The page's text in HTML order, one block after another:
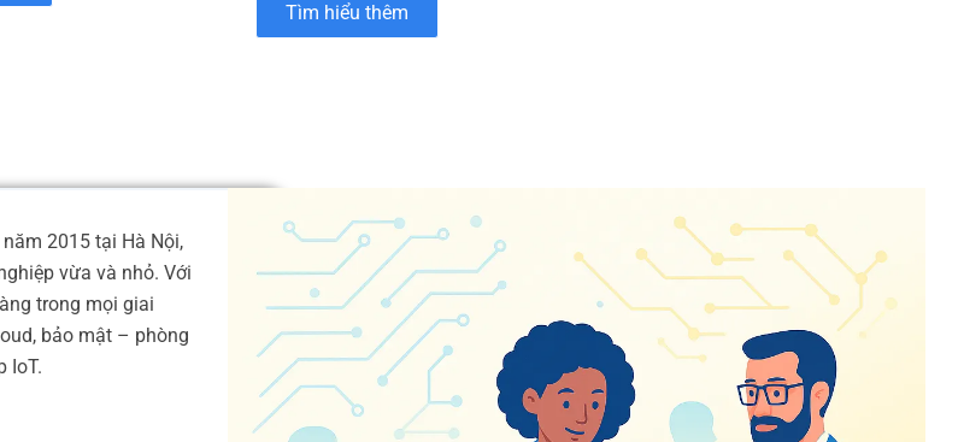
Tìm hiểu thêm
2015 tại Hà Nội,
vừa và nhỏ. Với
trong mọi giai
bảo mật – phòng
IoT.